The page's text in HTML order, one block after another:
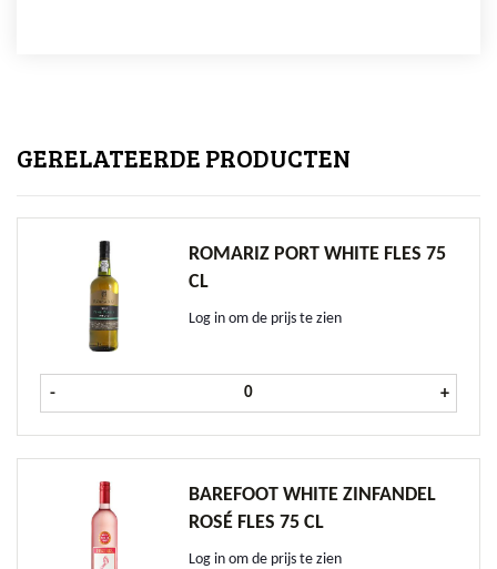
GERELATEERDE PRODUCTEN
ROMARIZ PORT WHITE FLES 75
CL
Log in om de prijs te zien
- Romariz Port White fles 75 cl
+
BAREFOOT WHITE ZINFANDEL
ROSÉ FLES 75 CL
Log in om de prijs te zien